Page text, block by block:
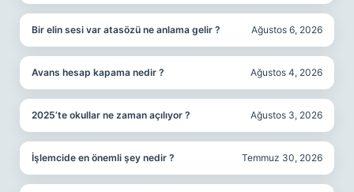
Bir elin sesi var atasözü ne anlama gelir ? Ağustos 6, 2026
Avans hesap kapama nedir ? Ağustos 4, 2026
2025’te okullar ne zaman açılıyor ? Ağustos 3, 2026
İşlemcide en önemli şey nedir ? Temmuz 30, 2026